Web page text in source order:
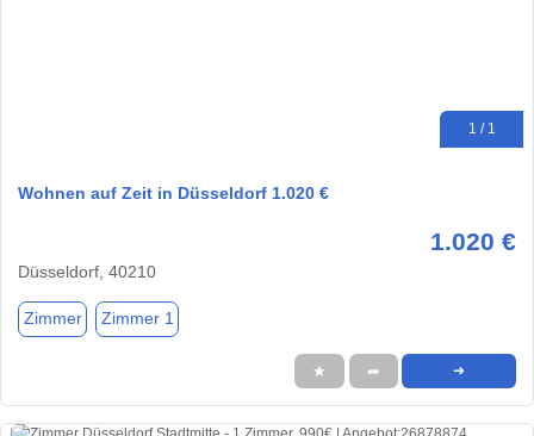
1 / 1
Wohnen auf Zeit in Düsseldorf 1.020 €
1.020 €
Düsseldorf, 40210
Zimmer Zimmer 1
★ ➦ ➜